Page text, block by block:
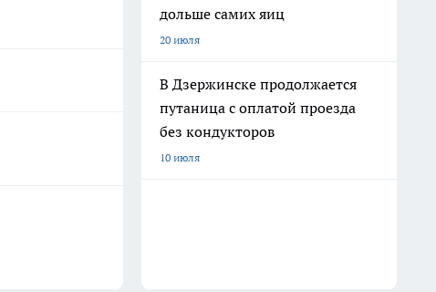
дольше самих яиц
20 июля
В Дзержинске продолжается
путаница с оплатой проезда
без кондукторов
10 июля